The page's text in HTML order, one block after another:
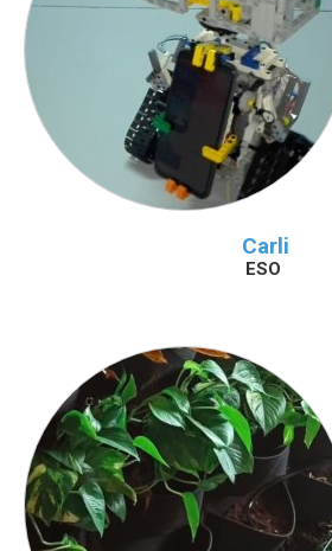
Carli
ESO